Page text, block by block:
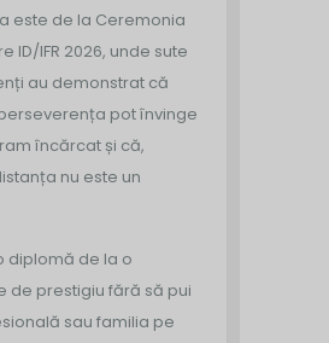
este de la Ceremonia
ID/IFR 2026, unde sute
au demonstrat că
pot învinge
încărcat și că,
nu este un
diplomă de la o
de prestigiu fără să pui
sau familia pe